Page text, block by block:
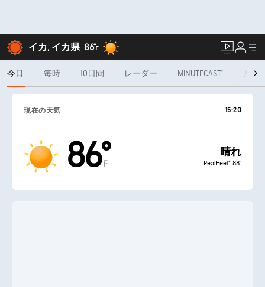
イカ, イカ県 86°F
今日 毎時 10日間 レーダー MINUTECAST® 月間
現在の天気 15:20
86°
F
晴れ
RealFeel® 88°